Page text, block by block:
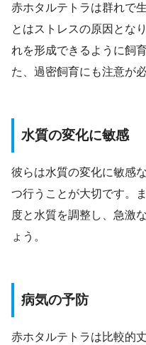
赤ホタルテトラは群れで
とはストレスの原因とな
れを形成できるように飼
た、過密飼育にも注意が必
水質の変化に敏感
彼らは水質の変化に敏感
つ行うことが大切です。
度と水質を調整し、急激
ょう。
病気の予防
赤ホタルテトラは比較的